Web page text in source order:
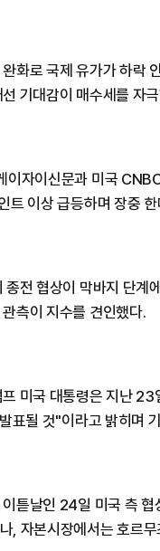
화로 국제 유가가 하락
기대감이 매수세를 자
이자이신문과 미국
트 이상 급등하며 장중
종전 협상이 막바지 단계
측이 지수를 견인했다.
미국 대통령은 지난
표될 것"이라고 밝히며
튿날인 24일 미국 측
, 자본시장에서는 호르